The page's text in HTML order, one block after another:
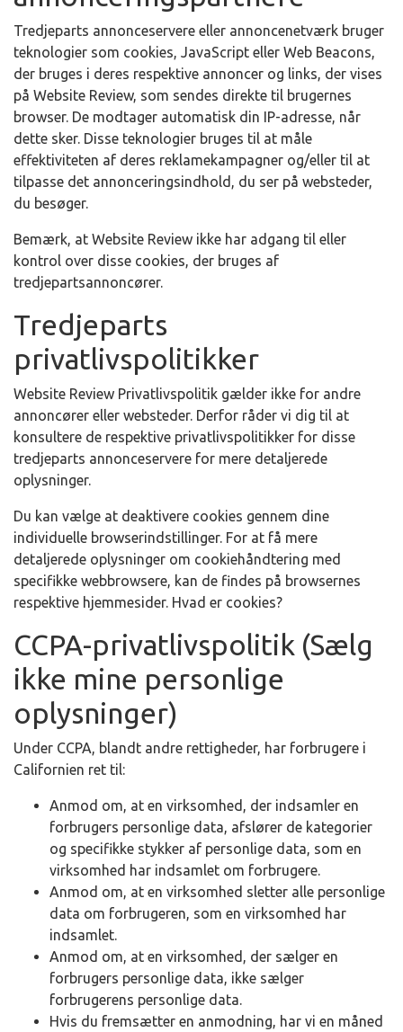
Tredjeparts annonceservere eller annoncenetværk bruger
teknologier som cookies, JavaScript eller Web Beacons,
der bruges i deres respektive annoncer og links, der vises
på Website Review, som sendes direkte til brugernes
browser. De modtager automatisk din IP-adresse, når
dette sker. Disse teknologier bruges til at måle
effektiviteten af deres reklamekampagner og/eller til at
tilpasse det annonceringsindhold, du ser på websteder,
du besøger.
Bemærk, at Website Review ikke har adgang til eller
kontrol over disse cookies, der bruges af
tredjepartsannoncører.
Tredjeparts
privatlivspolitikker
Website Review Privatlivspolitik gælder ikke for andre
annoncører eller websteder. Derfor råder vi dig til at
konsultere de respektive privatlivspolitikker for disse
tredjeparts annonceservere for mere detaljerede
oplysninger.
Du kan vælge at deaktivere cookies gennem dine
individuelle browserindstillinger. For at få mere
detaljerede oplysninger om cookiehåndtering med
specifikke webbrowsere, kan de findes på browsernes
respektive hjemmesider. Hvad er cookies?
CCPA-privatlivspolitik (Sælg
ikke mine personlige
oplysninger)
Under CCPA, blandt andre rettigheder, har forbrugere i
Californien ret til:
Anmod om, at en virksomhed, der indsamler en
forbrugers personlige data, afslører de kategorier
og specifikke stykker af personlige data, som en
virksomhed har indsamlet om forbrugere.
Anmod om, at en virksomhed sletter alle personlige
data om forbrugeren, som en virksomhed har
indsamlet.
Anmod om, at en virksomhed, der sælger en
forbrugers personlige data, ikke sælger
forbrugerens personlige data.
Hvis du fremsætter en anmodning, har vi en måned